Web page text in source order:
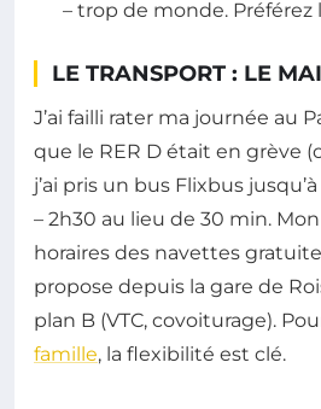
– trop de monde. Préférez
LE TRANSPORT : LE
J’ai failli rater ma journée au
que le RER D était en grève
j’ai pris un bus Flixbus
– 2h30 au lieu de 30 min.
horaires des navettes
propose depuis la gare de
plan B (VTC, covoiturage).
famille, la flexibilité est clé.